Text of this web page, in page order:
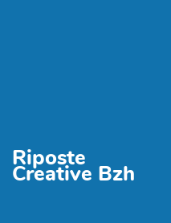
Riposte
Creative Bzh